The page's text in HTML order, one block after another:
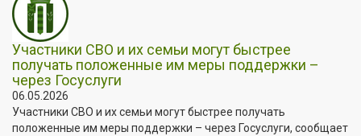
Участники СВО и их семьи могут быстрее
получать положенные им меры поддержки –
через Госуслуги
06.05.2026
Участники СВО и их семьи могут быстрее получать
положенные им меры поддержки – через Госуслуги, сообщает